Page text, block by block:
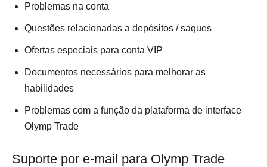
Problemas na conta
Questões relacionadas a depósitos / saques
Ofertas especiais para conta VIP
Documentos necessários para melhorar as
habilidades
Problemas com a função da plataforma de interface
Olymp Trade
Suporte por e-mail para Olymp Trade